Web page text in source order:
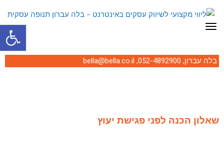
פתח תפריט
בלה עברון, 052-4892900
,
bella@bella.co.il
שאלון הכנה לפני פגישת יעוץ